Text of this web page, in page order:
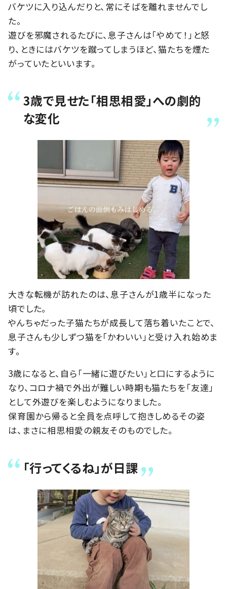
バケツに入り込んだりと、常にそばを離れませんでし
た。
遊びを邪魔されるたびに、息子さんは「やめて！」と怒
り、ときにはバケツを蹴ってしまうほど、猫たちを煙た
がっていたといいます。
3歳で見せた「相思相愛」への劇的
な変化
大きな転機が訪れたのは、息子さんが1歳半になった
頃でした。
やんちゃだった子猫たちが成長して落ち着いたことで、
息子さんも少しずつ猫を「かわいい」と受け入れ始めま
す。
3歳になると、自ら「一緒に遊びたい」と口にするように
なり、コロナ禍で外出が難しい時期も猫たちを「友達」
として外遊びを楽しむようになりました。
保育園から帰ると全員を点呼して抱きしめるその姿
は、まさに相思相愛の親友そのものでした。
「行ってくるね」が日課